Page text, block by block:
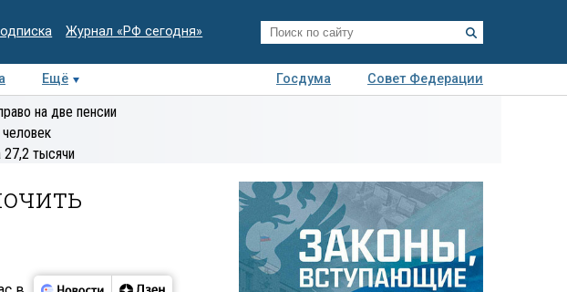
Журнал «РФ сегодня»
Ещё Госдума
Совет Федерации
Деловая
на две пенсии
тысячи